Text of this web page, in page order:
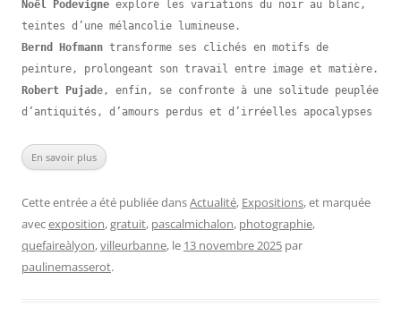
Noël Podevigne explore les variations du noir au blanc,
Bernd Hofmann transforme ses clichés en motifs de
Robert Pujade, enfin, se confronte à une solitude peuplée
d’antiquités, d’amours perdus et d’irréelles apocalypses
En savoir plus
Cette entrée a été publiée dansActualité, Expositions, et marquée
avecexposition,gratuit, pascalmichalon, photographie,
quefaireàlyon,villeurbanne, le 13 novembre 2025 par
paulinemasserot.